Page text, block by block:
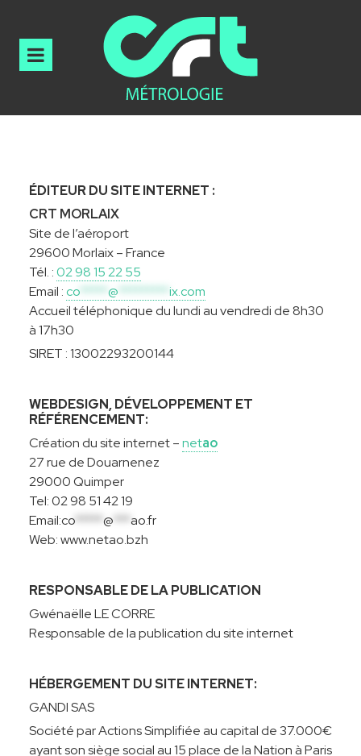
ÉDITEUR DU SITE INTERNET :
CRT MORLAIX
Site de l’aéroport
29600 Morlaix – France
Tél. :02 98 15 22 55
Email : co ***** @ ********* ix.com
Accueil téléphonique du lundi au vendredi de 8h30
à 17h30
SIRET :13002293200144
WEBDESIGN, DÉVELOPPEMENT ET
RÉFÉRENCEMENT:
Création du site internet –netao
27 rue de Douarnenez
29000 Quimper
Tel: 02 98 51 42 19
Email:co ***** @ *** ao.fr
Web:www.netao.bzh
RESPONSABLE DE LA PUBLICATION
Gwénaëlle LE CORRE
Responsable de la publication du site internet
HÉBERGEMENT DU SITE INTERNET:
GANDI SAS
Société par Actions Simplifiée au capital de 37.000€
ayant son siège social au 15 place de la Nation à Paris